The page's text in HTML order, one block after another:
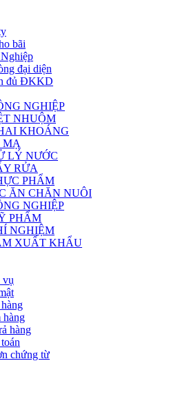
bãi
đại diện
đủ ĐKKD
NGHIỆP
NHUỘM
KHOÁNG
MẠ
LÝ NƯỚC
RỬA
PHẨM
ĂN CHĂN NUÔI
NGHIỆP
PHẨM
NGHIỆM
XUẤT KHẨU
vụ
hàng
hàng
chứng từ